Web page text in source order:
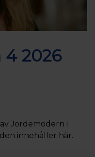
2026
Jordemodern i
innehåller här.